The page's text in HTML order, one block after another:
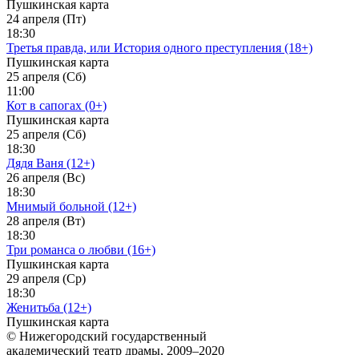
Пушкинская карта
24 апреля (Пт)
18:30
Третья правда, или История одного преступления (18+)
Пушкинская карта
25 апреля (Сб)
11:00
Кот в сапогах (0+)
Пушкинская карта
25 апреля (Сб)
18:30
Дядя Ваня (12+)
26 апреля (Вс)
18:30
Мнимый больной (12+)
28 апреля (Вт)
18:30
Три романса о любви (16+)
Пушкинская карта
29 апреля (Ср)
18:30
Женитьба (12+)
Пушкинская карта
© Нижегородский государственный
академический театр драмы, 2009–2020